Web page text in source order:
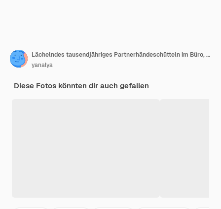
Lächelndes tausendjähriges Partnerhändeschütteln im Büro, das für erfolgreiche Teamarbeit dankt
yanalya
Diese Fotos könnten dir auch gefallen